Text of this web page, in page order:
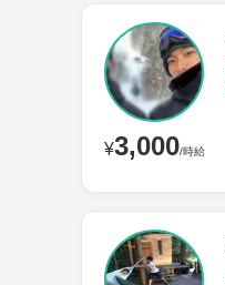
¥3,000/時給